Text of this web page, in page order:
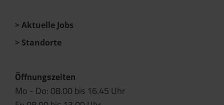
Aktuelle Jobs
Standorte
Öffnungszeiten
Mo - Do: 08.00 bis 16.45 Uhr